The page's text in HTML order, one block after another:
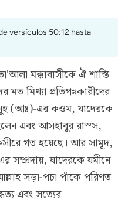
versículos 50:12 hasta
মক্কাবাসীকে ঐ শাস্তি
মিথ্যা প্রতিপন্নকারীদের
(আঃ)-এর কওম, যাদেরকে
এবং আসহাবুর রাস্স,
গত হয়েছে। আর সামূদ,
যাদেরকে যমীনে
সড়া-পচা পাঁকে পরিণত
এবং সত্যের